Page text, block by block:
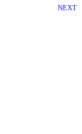
NEXT